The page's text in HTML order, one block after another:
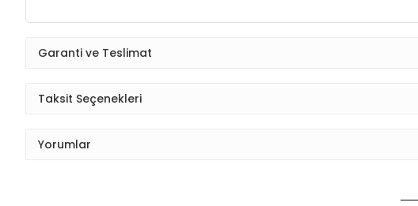
Garanti ve Teslimat
Taksit Seçenekleri
Yorumlar